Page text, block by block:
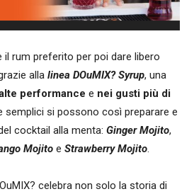
il rum preferito per poi dare libero
alla linea DOuMIX? Syrup, una
performance e nei gusti più di
semplici si possono così preparare e
cocktail alla menta: Ginger Mojito,
Mojito e Strawberry Mojito.
celebra non solo la storia di